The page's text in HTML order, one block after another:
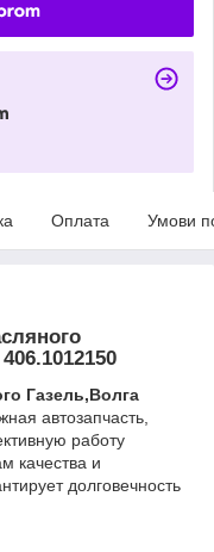
Оплата Умови
Газель,Волга
автозапчасть,
работу
качества и
долговечность